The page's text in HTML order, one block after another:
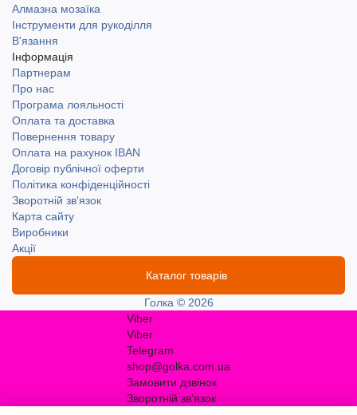
Алмазна мозаїка
Інструменти для рукоділля
В'язання
Інформація
Партнерам
Про нас
Програма лояльності
Оплата та доставка
Повернення товару
Оплата на рахунок IBAN
Договір публічної оферти
Політика конфіденційності
Зворотній зв'язок
Карта сайту
Виробники
Акції
Каталог товарів
Голка © 2026
Viber
Viber
Telegram
shop@golka.com.ua
Замовити дзвінок
Зворотній зв'язок